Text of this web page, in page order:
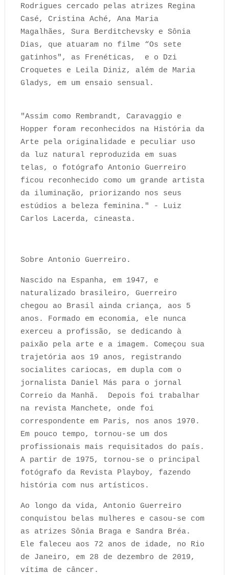
Rodrigues cercado pelas atrizes Regina
Casé, Cristina Aché, Ana Maria
Magalhães, Sura Berditchevsky e Sônia
Dias, que atuaram no filme “Os sete
gatinhos", as Frenéticas, e o Dzi
Croquetes e Leila Diniz, além de Maria
Gladys, em um ensaio sensual.
"Assim como Rembrandt, Caravaggio e
Hopper foram reconhecidos na História da
Arte pela originalidade e peculiar uso
da luz natural reproduzida em suas
telas, o fotógrafo Antonio Guerreiro
ficou reconhecido como um grande artista
da iluminação, priorizando nos seus
estúdios a beleza feminina." - Luiz
Carlos Lacerda, cineasta.
Sobre Antonio Guerreiro.
Nascido na Espanha, em 1947, e
naturalizado brasileiro, Guerreiro
chegou ao Brasil ainda criança, aos 5
anos. Formado em economia, ele nunca
exerceu a profissão, se dedicando à
paixão pela arte e a imagem. Começou sua
trajetória aos 19 anos, registrando
socialites cariocas, em dupla com o
jornalista Daniel Más para o jornal
Correio da Manhã. Depois foi trabalhar
na revista Manchete, onde foi
correspondente em Paris, nos anos 1970.
Em pouco tempo, tornou-se um dos
profissionais mais requisitados do país.
A partir de 1975, tornou-se o principal
fotógrafo da Revista Playboy, fazendo
história com nus artísticos.
Ao longo da vida, Antonio Guerreiro
conquistou belas mulheres e casou-se com
as atrizes Sônia Braga e Sandra Bréa.
Ele faleceu aos 72 anos de idade, no Rio
de Janeiro, em 28 de dezembro de 2019,
vítima de câncer.